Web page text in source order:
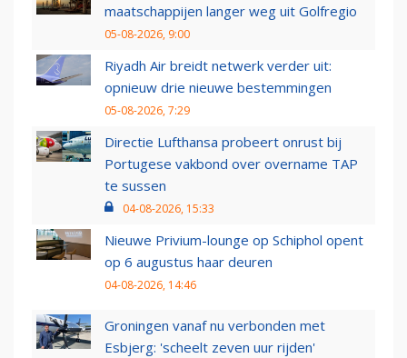
maatschappijen langer weg uit Golfregio
05-08-2026, 9:00
Riyadh Air breidt netwerk verder uit:
opnieuw drie nieuwe bestemmingen
05-08-2026, 7:29
Directie Lufthansa probeert onrust bij
Portugese vakbond over overname TAP
te sussen
04-08-2026, 15:33
Nieuwe Privium-lounge op Schiphol opent
op 6 augustus haar deuren
04-08-2026, 14:46
Groningen vanaf nu verbonden met
Esbjerg: 'scheelt zeven uur rijden'